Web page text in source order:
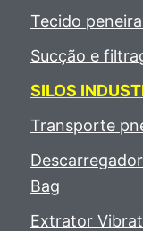
Tecido
Sucção e
SILOS
Transporte
Bag
Extrator